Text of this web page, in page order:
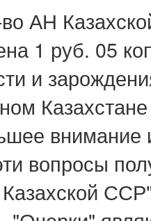
АН
1 руб. 05
и
внимание
вопросы